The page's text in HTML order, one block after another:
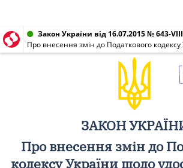
Закон України від 16.07.2015 № 643-VIII